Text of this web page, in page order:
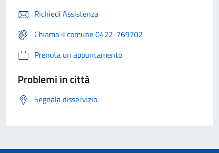
Richiedi Assistenza
Chiama il comune 0422-769702
Prenota un appuntamento
Problemi in città
Segnala disservizio